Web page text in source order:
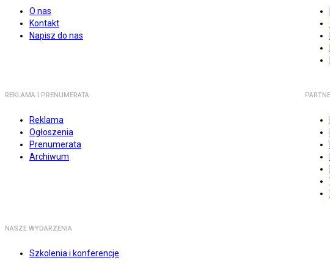
O nas
Kontakt
Napisz do nas
REKLAMA I PRENUMERATA
Reklama
Ogłoszenia
Prenumerata
Archiwum
NASZE WYDARZENIA
Szkolenia i konferencje